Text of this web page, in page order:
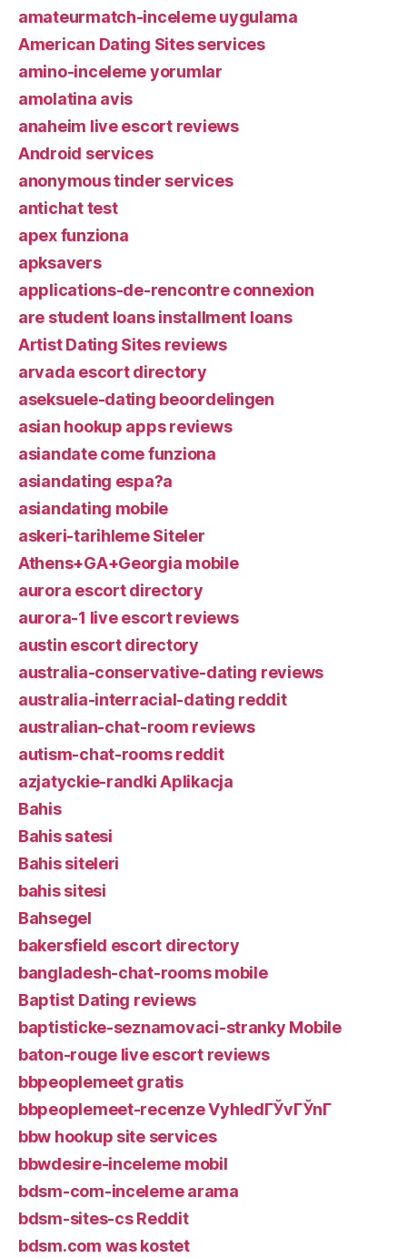
amateurmatch-inceleme uygulama
American Dating Sites services
amino-inceleme yorumlar
amolatina avis
anaheim live escort reviews
Android services
anonymous tinder services
antichat test
apex funziona
apksavers
applications-de-rencontre connexion
are student loans installment loans
Artist Dating Sites reviews
arvada escort directory
aseksuele-dating beoordelingen
asian hookup apps reviews
asiandate come funziona
asiandating espa?a
asiandating mobile
askeri-tarihleme Siteler
Athens+GA+Georgia mobile
aurora escort directory
aurora-1 live escort reviews
austin escort directory
australia-conservative-dating reviews
australia-interracial-dating reddit
australian-chat-room reviews
autism-chat-rooms reddit
azjatyckie-randki Aplikacja
Bahis
Bahis satesi
Bahis siteleri
bahis sitesi
Bahsegel
bakersfield escort directory
bangladesh-chat-rooms mobile
Baptist Dating reviews
baptisticke-seznamovaci-stranky Mobile
baton-rouge live escort reviews
bbpeoplemeet gratis
bbpeoplemeet-recenze VyhledГЎvГЎnГ­
bbw hookup site services
bbwdesire-inceleme mobil
bdsm-com-inceleme arama
bdsm-sites-cs Reddit
bdsm.com was kostet